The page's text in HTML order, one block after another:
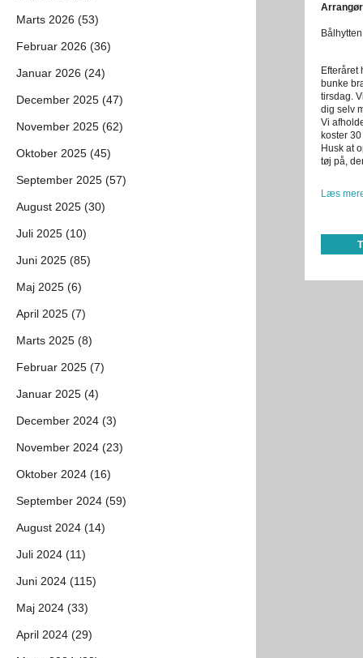
Efteråret
bunke
tirsdag.
dig selv
Vi
koster
Husk at
tøj på,
Læs
Marts 2026 (53)
Februar 2026 (36)
Januar 2026 (24)
December 2025 (47)
November 2025 (62)
Oktober 2025 (45)
September 2025 (57)
August 2025 (30)
Juli 2025 (10)
Juni 2025 (85)
Maj 2025 (6)
April 2025 (7)
Marts 2025 (8)
Februar 2025 (7)
Januar 2025 (4)
December 2024 (3)
November 2024 (23)
Oktober 2024 (16)
September 2024 (59)
August 2024 (14)
Juli 2024 (11)
Juni 2024 (115)
Maj 2024 (33)
April 2024 (29)